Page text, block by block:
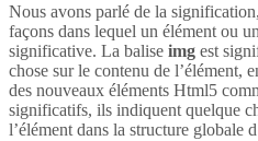
Nous avons parlé de la
façons dans lequel un élément ou
significative. La balise img est
chose sur le contenu de l’élément,
des nouveaux éléments Html5
significatifs, ils indiquent quelque
l’élément dans la structure globale